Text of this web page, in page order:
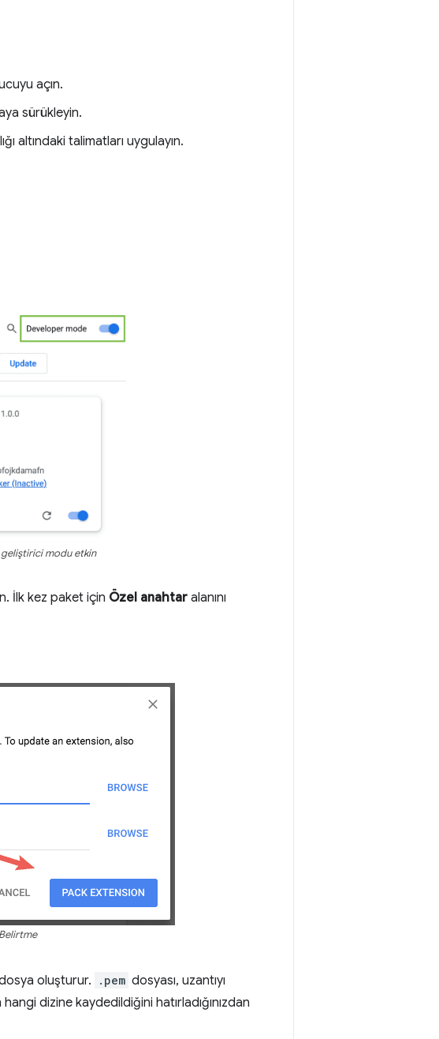
açın.
sürükleyin.
altındaki talimatları uygulayın.
geliştirici modu etkin
İlk kez paket için Özel anahtar alanını
oluşturur. .pem dosyası, uzantıyı
dizine kaydedildiğini hatırladığınızdan